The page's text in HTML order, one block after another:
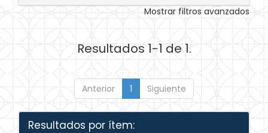
Mostrar filtros avanzados
Resultados 1-1 de 1.
Anterior 1 Siguiente
Resultados por ítem: